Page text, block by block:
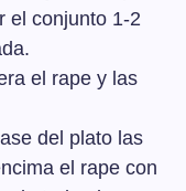
el conjunto 1-2
el rape y las
del plato las
el rape con